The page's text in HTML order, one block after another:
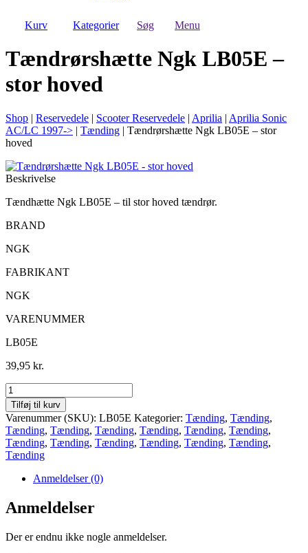
Kurv Kategorier Søg Menu
Tændrørshætte Ngk LB05E –
stor hoved
Shop | Reservedele | Scooter Reservedele | Aprilia | Aprilia Sonic
AC/LC 1997-> | Tænding | Tændrørshætte Ngk LB05E – stor
hoved
Beskrivelse
Tændhætte Ngk LB05E – til stor hoved tændrør.
BRAND
NGK
FABRIKANT
NGK
VARENUMMER
LB05E
39,95 kr.
Tændrørshætte
Ngk
LB05E
-
stor
hoved
antal
Tilføj til kurv
Varenummer (SKU): LB05E Kategorier: Tænding, Tænding,
Tænding, Tænding, Tænding, Tænding, Tænding, Tænding,
Tænding, Tænding, Tænding, Tænding, Tænding, Tænding,
Tænding
Anmeldelser (0)
Anmeldelser
Der er endnu ikke nogle anmeldelser.